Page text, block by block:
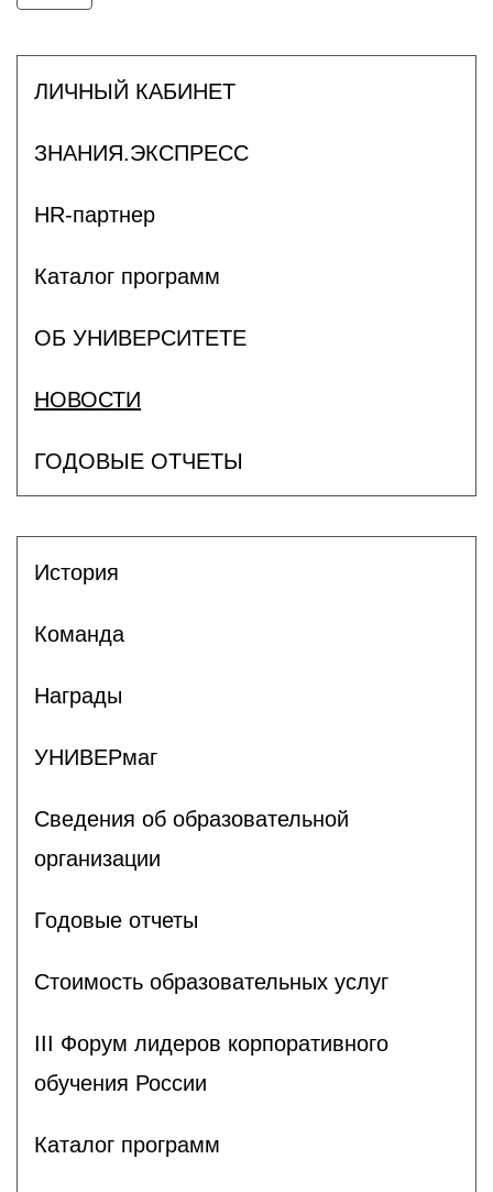
ЛИЧНЫЙ КАБИНЕТ
ЗНАНИЯ.ЭКСПРЕСС
HR-партнер
Каталог программ
ОБ УНИВЕРСИТЕТЕ
НОВОСТИ
ГОДОВЫЕ ОТЧЕТЫ
История
Команда
Награды
УНИВЕРмаг
Сведения об образовательной
организации
Годовые отчеты
Стоимость образовательных услуг
III Форум лидеров корпоративного
обучения России
Каталог программ